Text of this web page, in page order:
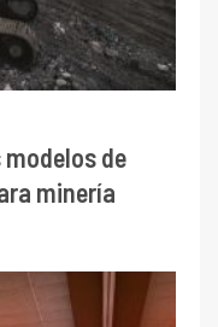
de
minería